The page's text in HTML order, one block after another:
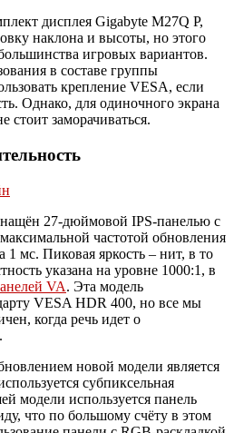
дисплея Gigabyte M27Q P,
наклона и высоты, но этого
игровых вариантов.
в составе группы
крепление VESA, если
Однако, для одиночного экрана
стоит заморачиваться.
27-дюймовой IPS-панелью с
частотой обновления
мс. Пиковая яркость – нит, в то
указана на уровне 1000:1, в
VA. Эта модель
VESA HDR 400, но все мы
когда речь идет о
новой модели является
субпиксельная
модели используется панель
что по большому счёту в этом